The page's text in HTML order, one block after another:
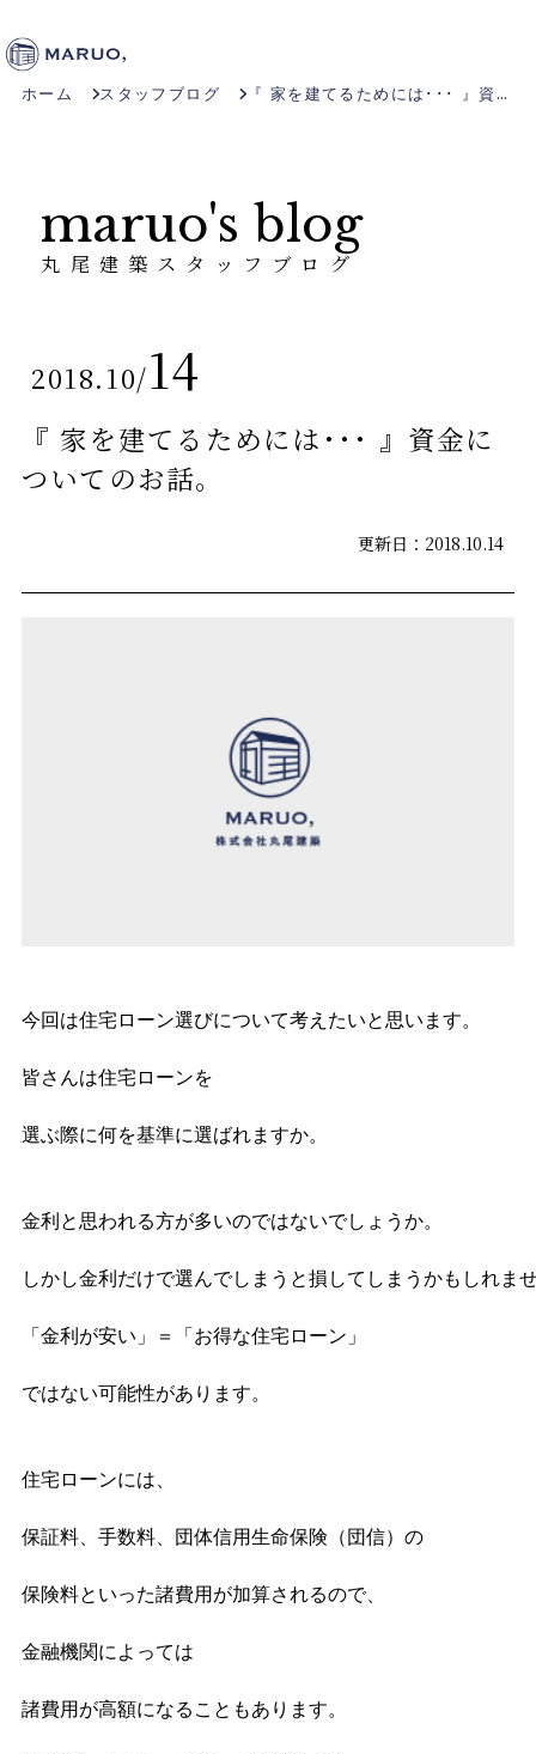
ホーム スタッフブログ 『 家を建てるためには･･･ 』資金についてのお話。
maruo's blog
丸尾建築スタッフブログ
2018.10/14
『 家を建てるためには･･･ 』資金に
ついてのお話。
更新日：2018.10.14
今回は住宅ローン選びについて考えたいと思います。
皆さんは住宅ローンを
選ぶ際に何を基準に選ばれますか。
金利と思われる方が多いのではないでしょうか。
しかし金利だけで選んでしまうと損してしまうかもしれま
「金利が安い」＝「お得な住宅ローン」
ではない可能性があります。
住宅ローンには、
保証料、手数料、団体信用生命保険（団信）の
保険料といった諸費用が加算されるので、
金融機関によっては
諸費用が高額になることもあります。